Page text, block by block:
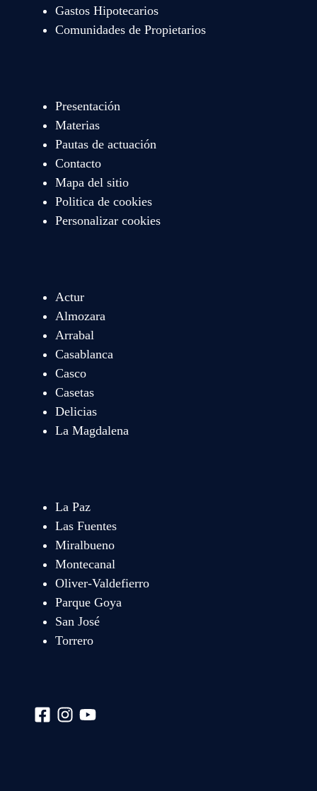
Gastos Hipotecarios
Comunidades de Propietarios
Presentación
Materias
Pautas de actuación
Contacto
Mapa del sitio
Politica de cookies
Personalizar cookies
Actur
Almozara
Arrabal
Casablanca
Casco
Casetas
Delicias
La Magdalena
La Paz
Las Fuentes
Miralbueno
Montecanal
Oliver-Valdefierro
Parque Goya
San José
Torrero